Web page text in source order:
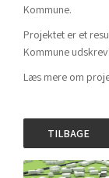
Kommune.
Projektet er et
Kommune
Læs mere om
TILBAGE